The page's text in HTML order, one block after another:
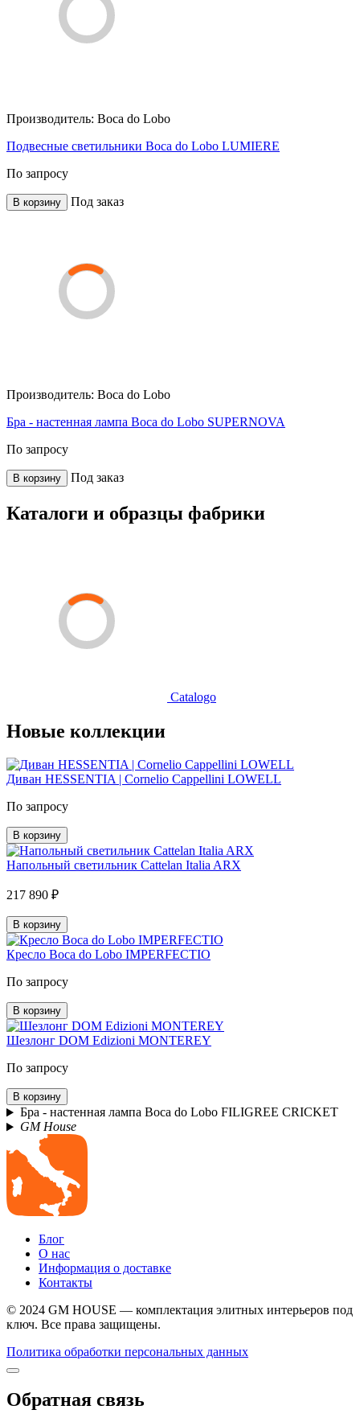
Производитель: Boca do Lobo
Подвесные светильники Boca do Lobo LUMIERE
По запросу
В корзину Под заказ
Производитель: Boca do Lobo
Бра - настенная лампа Boca do Lobo SUPERNOVA
По запросу
В корзину Под заказ
Каталоги и образцы фабрики
Catalogo
Новые коллекции
Диван HESSENTIA | Cornelio Cappellini LOWELL
По запросу
В корзину
Напольный светильник Cattelan Italia ARX
217 890 ₽
В корзину
Кресло Boca do Lobo IMPERFECTIO
По запросу
В корзину
Шезлонг DOM Edizioni MONTEREY
По запросу
В корзину
Бра - настенная лампа Boca do Lobo FILIGREE CRICKET
GM House
Блог
О нас
Информация о доставке
Контакты
© 2024 GM HOUSE — комплектация элитных интерьеров под
ключ. Все права защищены.
Политика обработки персональных данных
Обратная связь